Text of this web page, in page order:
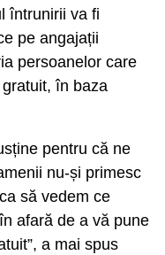
întrunirii va fi
pe angajații
persoanelor care
în baza
pentru că ne
nu-și primesc
să vedem ce
afară de a vă pune
a mai spus